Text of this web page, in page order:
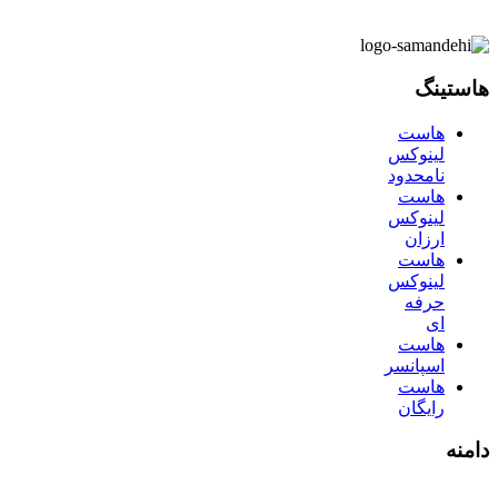
هاستینگ
هاست
لینوکس
نامحدود
هاست
لینوکس
ارزان
هاست
لینوکس
حرفه
ای
هاست
اسپانسر
هاست
رایگان
دامنه